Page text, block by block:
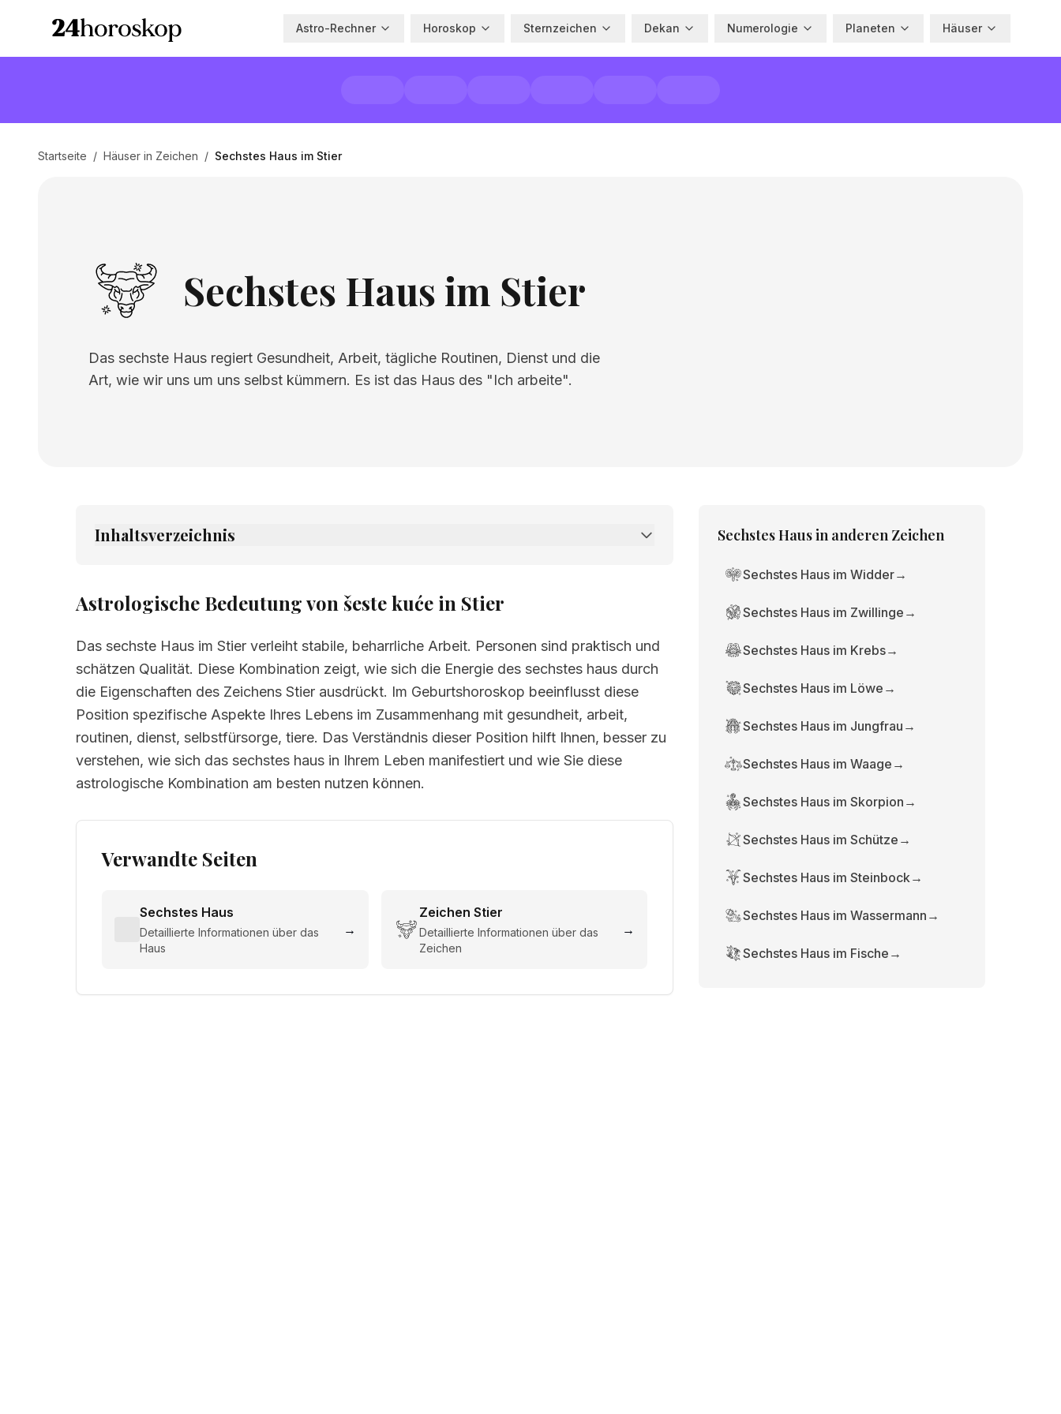
Astro-Rechner Horoskop Sternzeichen Dekan Numerologie Planeten Häuser
Startseite / Häuser in Zeichen / Sechstes Haus im Stier
Sechstes Haus im Stier
Das sechste Haus regiert Gesundheit, Arbeit, tägliche Routinen, Dienst und die
Art, wie wir uns um uns selbst kümmern. Es ist das Haus des "Ich arbeite".
Inhaltsverzeichnis
Astrologische Bedeutung von šeste kuće in Stier
Das sechste Haus im Stier verleiht stabile, beharrliche Arbeit. Personen sind praktisch und
schätzen Qualität. Diese Kombination zeigt, wie sich die Energie des sechstes haus durch
die Eigenschaften des Zeichens Stier ausdrückt. Im Geburtshoroskop beeinflusst diese
Position spezifische Aspekte Ihres Lebens im Zusammenhang mit gesundheit, arbeit,
routinen, dienst, selbstfürsorge, tiere. Das Verständnis dieser Position hilft Ihnen, besser zu
verstehen, wie sich das sechstes haus in Ihrem Leben manifestiert und wie Sie diese
astrologische Kombination am besten nutzen können.
Verwandte Seiten
Sechstes Haus
Detaillierte Informationen über das
Haus
→
Zeichen Stier
Detaillierte Informationen über das
Zeichen
→
Sechstes Hausin anderen Zeichen
Sechstes Haus im Widder→
Sechstes Haus im Zwillinge →
Sechstes Haus im Krebs→
Sechstes Haus im Löwe →
Sechstes Haus im Jungfrau →
Sechstes Haus im Waage →
Sechstes Haus im Skorpion →
Sechstes Haus im Schütze →
Sechstes Haus im Steinbock→
Sechstes Haus im Wassermann →
Sechstes Haus im Fische →